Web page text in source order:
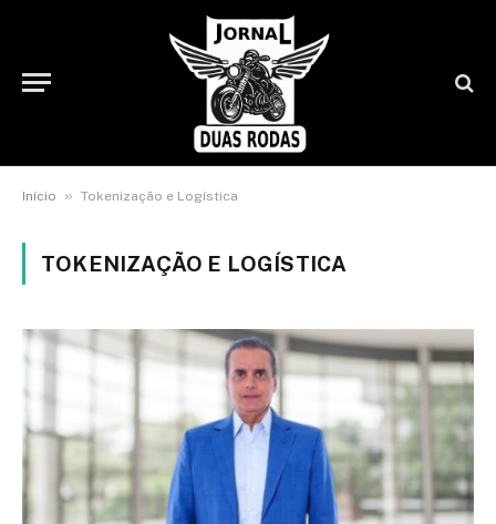
Início » Tokenização e Logística
TOKENIZAÇÃO E LOGÍSTICA